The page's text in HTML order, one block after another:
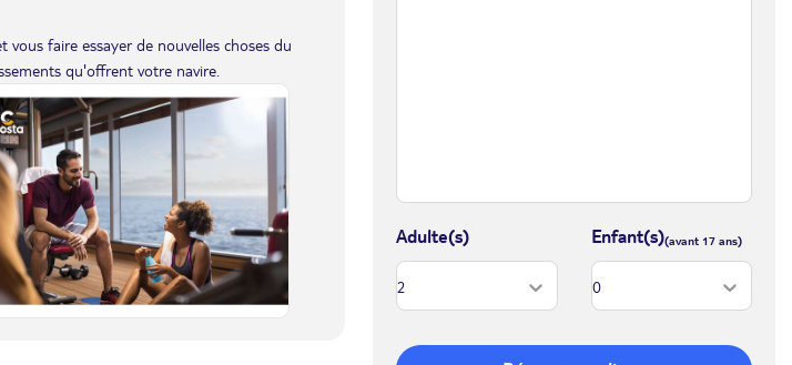
faire essayer de nouvelles choses du
qu'offrent votre navire.
Adulte(s) Enfant(s)